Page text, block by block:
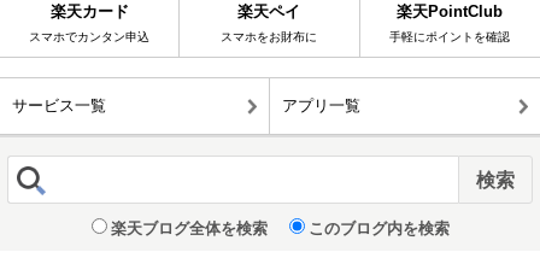
楽天カード
スマホでカンタン申込
楽天ペイ
スマホをお財布に
楽天PointClub
手軽にポイントを確認
サービス一覧 アプリ一覧
楽天ブログ全体を検索 このブログ内を検索